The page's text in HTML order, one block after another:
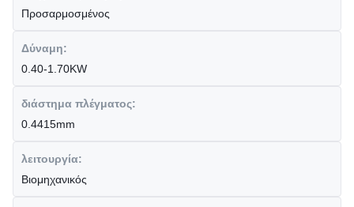
Προσαρμοσμένος
Δύναμη:
0.40-1.70KW
διάστημα πλέγματος:
0.4415mm
λειτουργία:
Βιομηχανικός